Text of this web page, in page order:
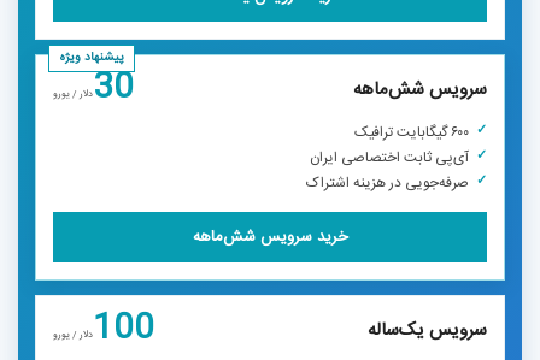
پیشنهاد ویژه
سرویس شش‌ماهه 30دلار / یورو
۶۰۰ گیگابایت ترافیک
آی‌پی ثابت اختصاصی ایران
صرفه‌جویی در هزینه اشتراک
خرید سرویس شش‌ماهه
سرویس یک‌ساله 100دلار / یورو